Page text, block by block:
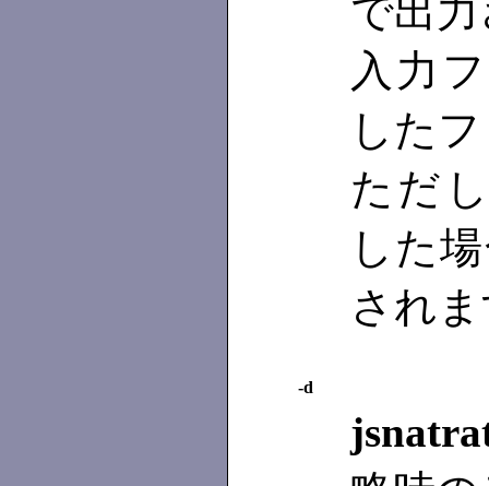
で出
入力
した
ただ
した
され
-d